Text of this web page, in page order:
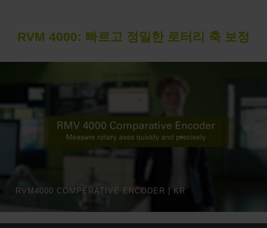
RVM 4000: 빠르고 정밀한 로터리 축 보정
RVM4000 COMPERATIVE ENCODER | KR